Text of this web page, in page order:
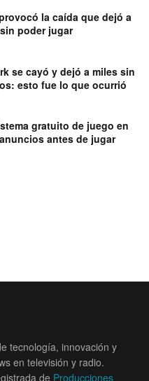
la caída que dejó a
poder jugar
se cayó y dejó a miles sin
esto fue lo que ocurrió
gratuito de juego en
antes de jugar
tecnología, innovación y
en televisión y radio.
de Producciones